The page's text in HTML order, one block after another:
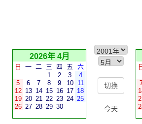
2026年 4月
日 一 二 三 四 五
六
1
2 3
4
5
6 7 8 9 10
11
12 13 14 15 16 17 18
19 20 21 22 23 24 25
26 27 28 29 30 今天